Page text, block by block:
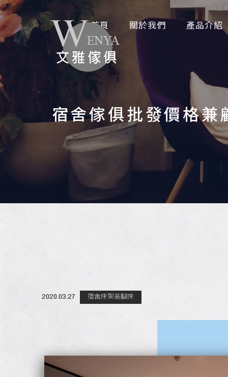
首頁 關於我們 產品介紹
宿舍傢俱批發價格兼
2020.03.27 宿舍床架高腳床